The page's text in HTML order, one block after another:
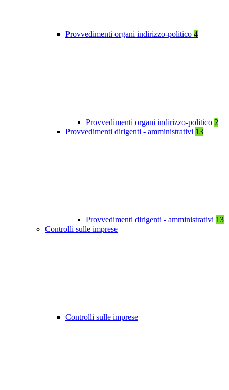
Provvedimenti organi indirizzo-politico 4
Provvedimenti organi indirizzo-politico 2
Provvedimenti dirigenti - amministrativi 13
Provvedimenti dirigenti - amministrativi 13
Controlli sulle imprese
Controlli sulle imprese